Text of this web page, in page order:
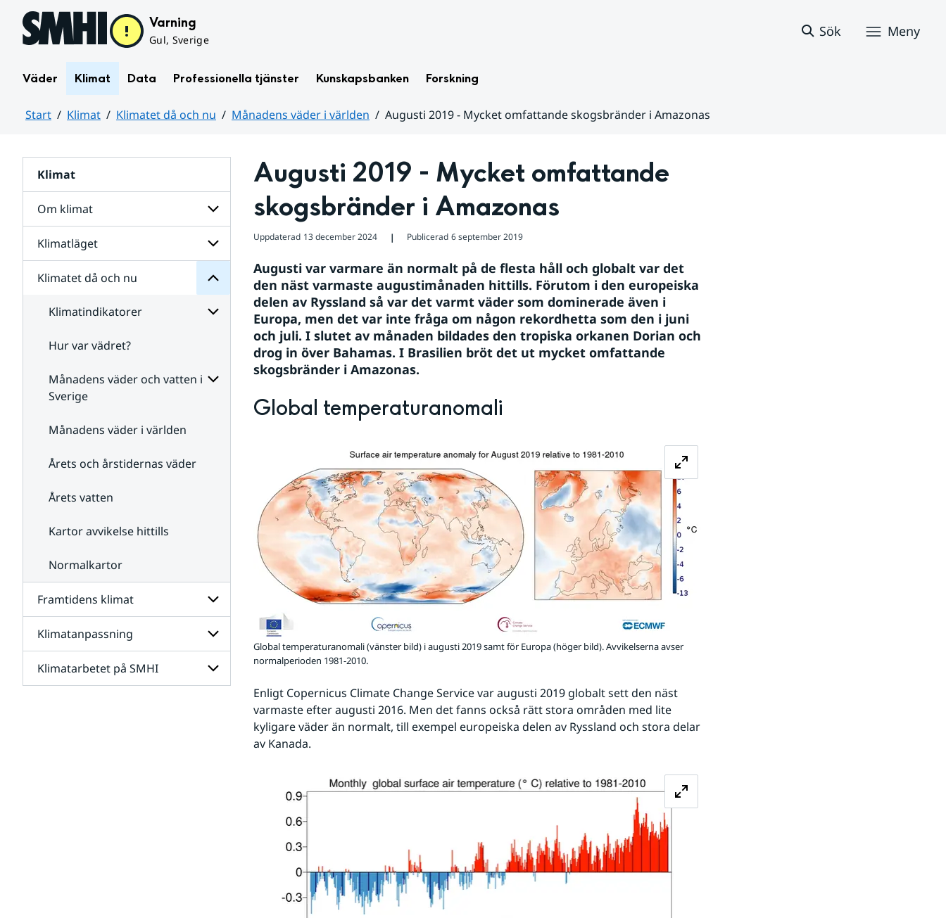
Hoppa till sidans innehåll Varning
Gul, Sverige
Sök Meny
Väder Klimat Data Professionella tjänster Kunskapsbanken Forskning
Start Klimat Klimatet då och nu Månadens väder i världen
Augusti 2019 - Mycket omfattande skogsbränder i Amazonas
Klimat
Om klimat
Undersidor
för
Om
klimat
Klimatläget
Undersidor
Klimatläget
Klimatet då och nu
Undersidor
för
Klimatet
då
och
Klimatindikatorer
Undersidor
Klimatindikatorer
Hur var vädret?
Månadens väder och vatten i
Sverige
Undersidor
Månadens väder i världen
Årets och årstidernas väder
Årets vatten
Kartor avvikelse hittills
Normalkartor
Framtidens klimat
Undersidor
för
Framtidens
klimat
Klimatanpassning
Undersidor
för
Klimatanpassning
Klimatarbetet på SMHI
Undersidor
Klimatarbetet
Augusti 2019 - Mycket omfattande
skogsbränder i Amazonas
Uppdaterad 13 december 2024 ❘ Publicerad 6 september 2019
Augusti var varmare än normalt på de flesta håll och globalt var det
den näst varmaste augustimånaden hittills. Förutom i den europeiska
delen av Ryssland så var det varmt väder som dominerade även i
Europa, men det var inte fråga om någon rekordhetta som den i juni
och juli. I slutet av månaden bildades den tropiska orkanen Dorian och
drog in över Bahamas. I Brasilien bröt det ut mycket omfattande
skogsbränder i Amazonas.
Global temperaturanomali
Global temperaturanomali (vänster bild) i augusti 2019 samt för Europa (höger bild). Avvikelserna avser
normalperioden 1981-2010.
Enligt Copernicus Climate Change Service var augusti 2019 globalt sett den näst
varmaste efter augusti 2016. Men det fanns också rätt stora områden med lite
kyligare väder än normalt, till exempel europeiska delen av Ryssland och stora delar
av Kanada.